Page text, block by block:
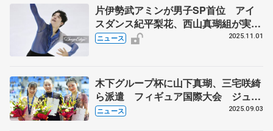
片伊勢武アミンが男子SP首位 アイ
スダンス紀平梨花、西山真瑚組が実戦
デビュー 西日本フィギュア第1日
ニュース 2025.11.01
木下グループ杯に山下真瑚、三宅咲綺
ら派遣 フィギュア国際大会 ジュニ
アGPは岡田芽依、岡万佑子ら2戦目出
ニュース 2025.09.03